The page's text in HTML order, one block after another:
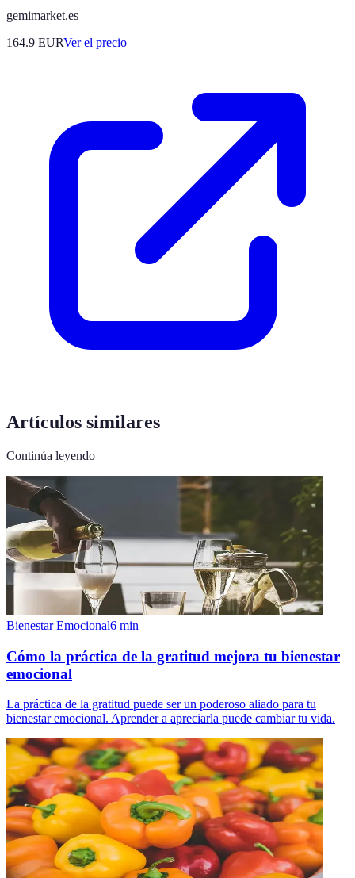
gemimarket.es
164.9 EURVer el precio
Artículos similares
Continúa leyendo
Bienestar Emocional6 min
Cómo la práctica de la gratitud mejora tu bienestar
emocional
La práctica de la gratitud puede ser un poderoso aliado para tu
bienestar emocional. Aprender a apreciarla puede cambiar tu vida.